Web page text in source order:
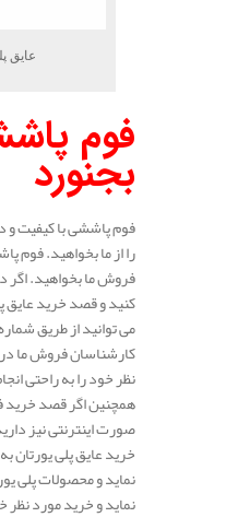
عایق
فوم
بجنورد
فوم پاششی با کیفیت
را از ما بخواهید. فوم
فروش ما بخواهید.
کنید و قصد خرید عایق
می توانید از طریق
کارشناسان فروش ما
نظر خود را به راحتی
همچنین اگر قصد خرید
صورت اینترنتی نیز
خرید عایق پلی یورتان
نماید و محصولات پلی
نماید و خرید مورد نظر